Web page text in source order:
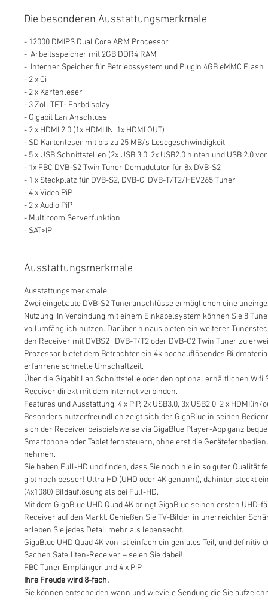
Die besonderen Ausstattungsmerkmale
- 12000 DMIPS Dual Core ARM Processor
- Arbeitsspeicher mit 2GB DDR4 RAM
- Interner Speicher für Betriebssystem und PlugIn 4GB eMMC Flash
- 2 x Ci
- 2 x Kartenleser
- 3 Zoll TFT- Farbdisplay
- Gigabit Lan Anschluss
- 2 x HDMI 2.0 (1x HDMI IN, 1x HDMI OUT)
- SD Kartenleser mit bis zu 25 MB/s Lesegeschwindigkeit
- 5 x USB Schnittstellen (2x USB 3.0, 2x USB2.0 hinten und USB 2.0
- 1x FBC DVB-S2 Twin Tuner Demudulator für 8x DVB-S2
- 1 x Steckplatz für DVB-S2, DVB-C, DVB-T/T2/HEV265 Tuner
- 4 x Video PiP
- 2 x Audio PiP
- Multiroom Serverfunktion
- SAT>IP
Ausstattungsmerkmale
Ausstattungsmerkmale
Zwei eingebaute DVB-S2 Tuneranschlüsse ermöglichen eine
Nutzung. In Verbindung mit einem Einkabelsystem können Sie 8
vollumfänglich nutzen. Darüber hinaus bieten ein weiterer
den Receiver mit DVBS2 , DVB-T/T2 oder DVB-C2 Twin Tuner zu
Prozessor bietet dem Betrachter ein 4k hochauflösendes
erfahrene schnelle Umschaltzeit.
Über die Gigabit Lan Schnittstelle oder den optional erhältlichen Wifi
Receiver direkt mit dem Internet verbinden.
Features und Ausstattung: 4 x PiP, 2x USB3.0, 3x USB2.0 2 x HDMI(in/
Besonders nutzerfreundlich zeigt sich der GigaBlue in seinen
sich der Receiver beispielsweise via GigaBlue Player-App ganz
Smartphone oder Tablet fernsteuern, ohne erst die
nehmen.
Sie haben Full-HD und finden, dass Sie noch nie in so guter Qualität
gibt noch besser! Ultra HD (UHD oder 4K genannt), dahinter steckt
(4x1080) Bildauflösung als bei Full-HD.
Mit dem GigaBlue UHD Quad 4K bringt GigaBlue seinen ersten UHD-
Receiver auf den Markt. Genießen Sie TV-Bilder in unerreichter
erleben Sie jedes Detail mehr als lebensecht.
GigaBlue UHD Quad 4K von ist einfach ein geniales Teil, und definitiv
Sachen Satelliten-Receiver – seien Sie dabei!
FBC Tuner Empfänger und 4 x PiP
Ihre Freude wird 8-fach.
Sie können entscheiden wann und wieviele Sendung die Sie